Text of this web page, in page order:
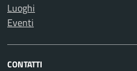
Luoghi
Eventi
CONTATTI